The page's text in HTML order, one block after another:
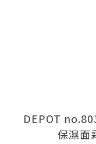
DEPOT
保濕面